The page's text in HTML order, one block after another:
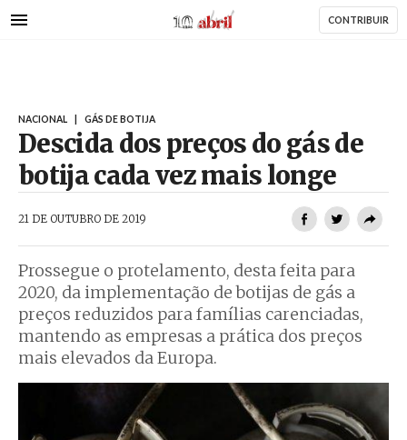
para
AbrilAbril CONTRIBUIR
NACIONAL GÁS DE BOTIJA
Descida dos preços do gás de
botija cada vez mais longe
21 DE OUTUBRO DE 2019
Prossegue o protelamento, desta feita para
2020, da implementação de botijas de gás a
preços reduzidos para famílias carenciadas,
mantendo as empresas a prática dos preços
mais elevados da Europa.